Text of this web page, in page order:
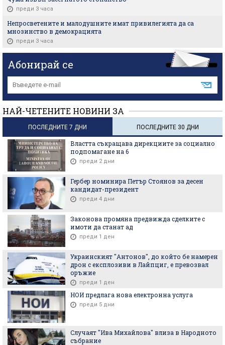
преди 3 часа
Непросветените и малодушните имат привилегията да са
мнозинство в демокрацията
преди 3 часа
Абонирай се
НАЙ-ЧЕТЕНИТЕ НОВИНИ ЗА
ПОСЛЕДНИТЕ 7 ДНИ ПОСЛЕДНИТЕ 30 ДНИ
Властта съкращава дирекциите за социално
подпомагане на 6
преди 2 дни
Гербер номинира Петър Стоянов за десен
кандидат-президент
преди 4 дни
Законова промяна предвижда сделките с
имоти да станат ад
преди 1 ден
Украинският "Антонов", до който бе намерен
дрон с експлозиви в Лайпциг, е превозвал
оръжие
преди 1 ден
НОИ предлага нова електронна услуга
преди 5 дни
Случаят "Ива Михайлова" влиза в Народното
събрание